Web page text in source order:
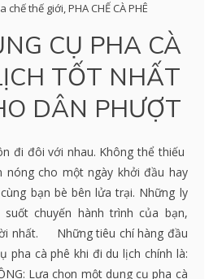
chế thế giới,PHA CHẾ CÀ PHÊ
CỤ PHA CÀ
TỐT NHẤT
DÂN PHƯỢT
đi đôi với nhau. Không thể thiếu
nóng cho một ngày khởi đầu hay
bạn bè bên lửa trại. Những ly
chuyến hành trình của bạn,
nhất. Những tiêu chí hàng đầu
pha cà phê khi đi du lịch chính là:
Lựa chọn một dụng cụ pha cà